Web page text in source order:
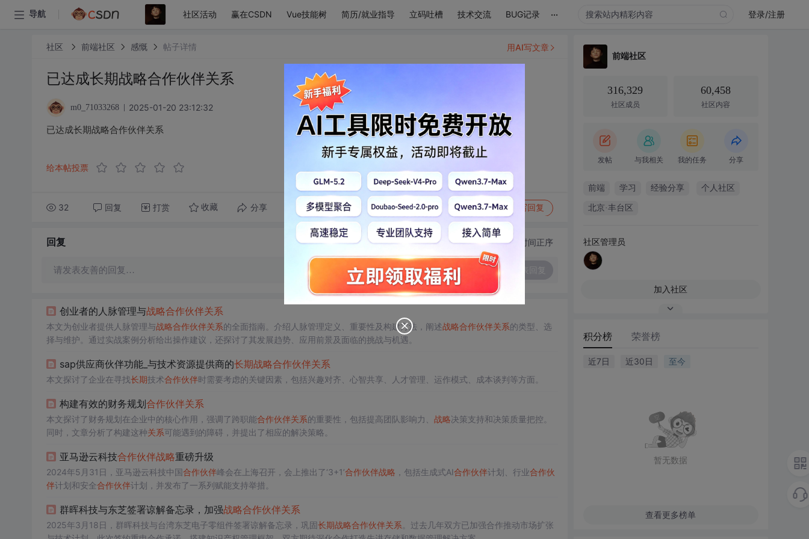
导航 社区活动 赢在CSDN Vue技能树 简历/就业指导 立码吐槽 技术交流 BUG记录 ... 登录/注册
社区 前端社区 感慨 帖子详情
已达成长期战略合作伙伴关系
m0_71033268 2025-01-20 23:12:32
已达成长期战略合作伙伴关系
给本帖投票
32 回复 打赏 收藏 分享 转发到动态 举报 写回复
用AI写文章
回复 切换为时间正序
请发表友善的回复…
创业者的人脉管理与战略合作伙伴关系
本文为创业者提供人脉管理与战略合作伙伴关系的全面指南。介绍人脉管理定义、重要性及构建方法，阐述战略合作伙伴关系的类型、选
择与维护。通过实战案例分析给出操作建议，还探讨了其发展趋势、应用前景及面临的挑战与机遇。
sap供应商伙伴功能_与技术资源提供商的长期战略合作伙伴关系
本文探讨了企业在寻找长期技术合作伙伴时需要考虑的关键因素，包括兴趣对齐、心智共享、人才管理、运作模式、成本谈判等方面。
构建有效的财务规划合作伙伴关系
本文探讨了财务规划在企业中的核心作用，强调了跨职能合作伙伴关系的重要性，包括提高团队影响力、 战略决策支持和决策质量把控。
同时，文章分析了构建这种关系可能遇到的障碍，并提出了相应的解决策略。
亚马逊云科技合作伙伴战略重磅升级
2024年5月31日，亚马逊云科技中国合作伙伴峰会在上海召开，会上推出了‘3+1’合作伙伴战略 ，包括生成式AI合作伙伴计划、行业合作伙
伴计划和安全合作伙伴计划，并发布了一系列赋能支持举措。
群晖科技与东芝签署谅解备忘录，加强战略合作伙伴关系
2025年3月18日，群晖科技与台湾东芝电子零组件签署谅解备忘录，巩固长期战略合作伙伴关系 。过去几年双方已加强合作推动市场扩张
前端社区
316,329
社区成员
60,458
社区内容
发帖 与我相关 我的任务 分享
前端 学习 经验分享 个人社区
北京·丰台区
社区管理员
加入社区
积分榜 荣誉榜
近7日 近30日 至今
暂无数据
查看更多榜单